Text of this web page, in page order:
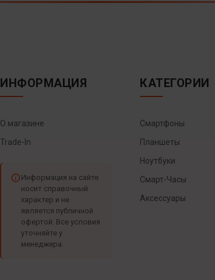
ИНФОРМАЦИЯ
О магазине
Trade-In
Информация на сайте
носит справочный
характер и не
является публичной
офертой. Все условия
уточняйте у
менеджера.
КАТЕГОРИИ
Смартфоны
Планшеты
Ноутбуки
Смарт-Часы
Аксессуары